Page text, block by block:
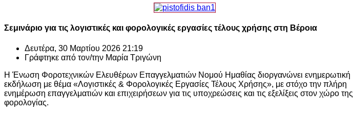
Σεμινάριο για τις λογιστικές και φορολογικές εργασίες τέλους χρήσης στη Βέροια
Δευτέρα, 30 Μαρτίου 2026 21:19
Γράφτηκε από τον/την Μαρία Τριγώνη
Η Ένωση Φοροτεχνικών Ελευθέρων Επαγγελματιών Νομού Ημαθίας διοργανώνει ενημερωτική
εκδήλωση με θέμα «Λογιστικές & Φορολογικές Εργασίες Τέλους Χρήσης», με στόχο την πλήρη
ενημέρωση επαγγελματιών και επιχειρήσεων για τις υποχρεώσεις και τις εξελίξεις στον χώρο της
φορολογίας.